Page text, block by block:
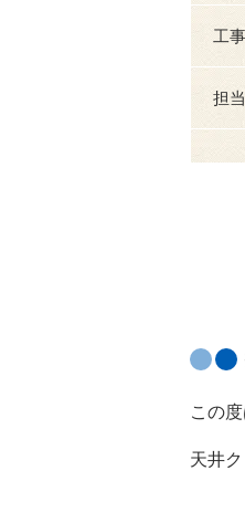
工
担
この
天井